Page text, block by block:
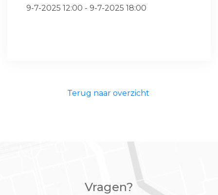
9-7-2025 12:00 - 9-7-2025 18:00
Terug naar overzicht
Vragen?